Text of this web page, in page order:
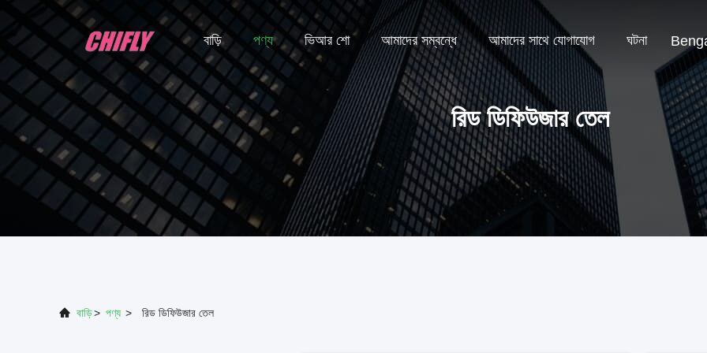
বাড়ি পণ্য ভিআর শো আমাদের সম্বন্ধে আমাদের সাথে যোগাযোগ ঘটনা
রিড ডিফিউজার তেল
বাড়ি> পণ্য > রিড ডিফিউজার তেল